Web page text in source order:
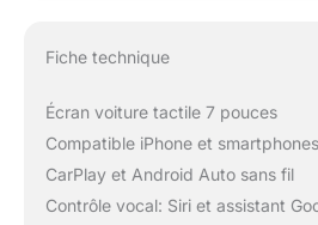
Fiche technique
Écran voiture tactile 7 pouces
Compatible iPhone et
CarPlay et Android Auto sans fil
Contrôle vocal: Siri et assistant